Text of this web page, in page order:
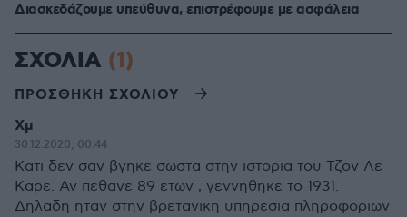
Διασκεδάζουμε υπεύθυνα, επιστρέφουμε με ασφάλεια
ΣΧΟΛΙΑ (1)
ΠΡΟΣΘΗΚΗ ΣΧΟΛΙΟΥ
Χμ
30.12.2020, 00:44
Κατι δεν σαν βγηκε σωστα στην ιστορια του Τζον Λε
Καρε. Αν πεθανε 89 ετων , γεννηθηκε το 1931.
Δηλαδη ηταν στην βρετανικη υπηρεσια πληροφοριων